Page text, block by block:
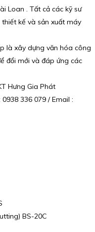
Loan . Tất cả các kỹ sư
kế và sản xuất máy
là xây dựng văn hóa công
đổi mới và đáp ứng các
Hưng Gia Phát
336 079 / Email :
BS-20C